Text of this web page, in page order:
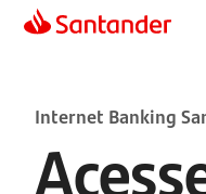
Internet Banking